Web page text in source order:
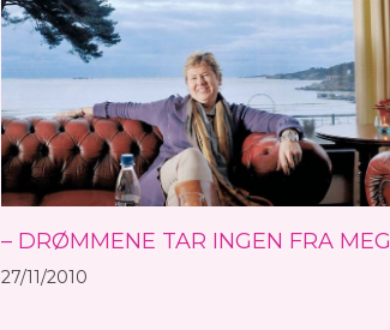
– DRØMMENE TAR INGEN FRA MEG
27/11/2010